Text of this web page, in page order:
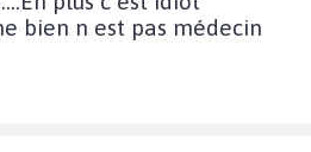
bien n est pas médecin